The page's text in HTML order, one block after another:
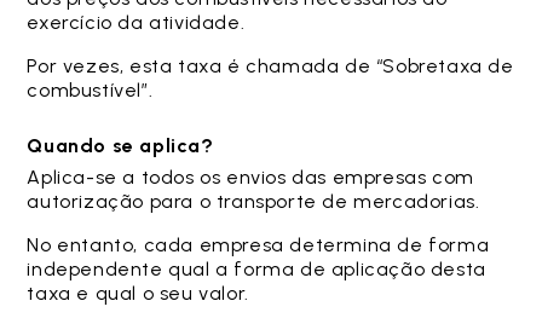
exercício da atividade.
Por vezes, esta taxa é chamada de “Sobretaxa de
combustível”.
Quando se aplica?
Aplica-se a todos os envios das empresas com
autorização para o transporte de mercadorias.
No entanto, cada empresa determina de forma
independente qual a forma de aplicação desta
taxa e qual o seu valor.